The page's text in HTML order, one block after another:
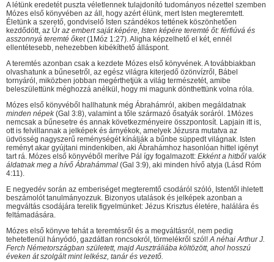
A létünk eredetét puszta véletlennek tulajdonító tudományos nézettel szemben
Mózes első könyvében az áll, hogy azért élünk, mert Isten megteremtett.
Életünk a szerető, gondviselő Isten szándékos tettének köszönhetően
kezdődött, az Úr az embert saját képére, Isten képére teremté őt: férfiúvá és
asszonnyá teremté őket(1Móz 1:27). Aligha képzelhető el két, ennél
ellentétesebb, nehezebben kibékíthető álláspont.
A teremtés azonban csak a kezdete Mózes első könyvének. A továbbiakban
olvashatunk a bűnesetről, az egész világra kiterjedő özönvízről, Bábel
tornyáról, miközben jobban megérthetjük a világ természetét, amibe
beleszülettünk méghozzá anélkül, hogy mi magunk dönthettünk volna róla.
Mózes első könyvéből hallhatunk még Ábrahámról, akiben megáldatnak
minden népek(Gal 3:8), valamint a tőle származó ősatyák soráról. 1Mózes
nemcsak a bűnesetre és annak következményeire összpontosít. Lapjain itt is,
ott is felvillannak a jelképek és árnyékok, amelyek Jézusra mutatva az
üdvösség nagyszerű reménységét kínálják a bűnbe süppedt világnak. Isten
reményt akar gyújtani mindenkiben, aki Ábrahámhoz hasonlóan hittel igényt
tart rá. Mózes első könyvéből merítve Pál így fogalmazott: Ekként a hitből valók
áldatnak meg a hívő Ábrahámmal (Gal 3:9), aki minden hívő atyja (Lásd Róm
4:11).
E negyedév során az emberiséget megteremtő csodáról szóló, Istentől ihletett
beszámolót tanulmányozzuk. Bizonyos utalások és jelképek azonban a
megváltás csodájára terelik figyelmünket: Jézus Krisztus életére, halálára és
feltámadására.
Mózes első könyve tehát a teremtésről és a megváltásról, nem pedig
tehetetlenül hányódó, gazdátlan roncsokról, törmelékről szól!A néhai Arthur J.
Ferch Németországban született, majd Ausztráliába költözött, ahol hosszú
éveken át szolgált mint lelkész, tanár és vezető.